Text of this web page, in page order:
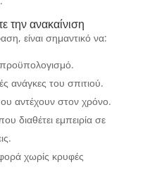
την ανακαίνιση
είναι σημαντικό να:
προϋπολογισμό.
ανάγκες του σπιτιού.
αντέχουν στον χρόνο.
διαθέτει εμπειρία σε
χωρίς κρυφές